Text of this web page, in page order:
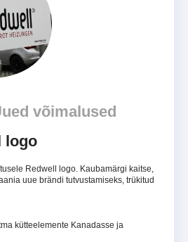
võimalused
logo
Redwell logo. Kaubamärgi kaitse,
uue brändi tutvustamiseks, trükitud
kütteelemente Kanadasse ja